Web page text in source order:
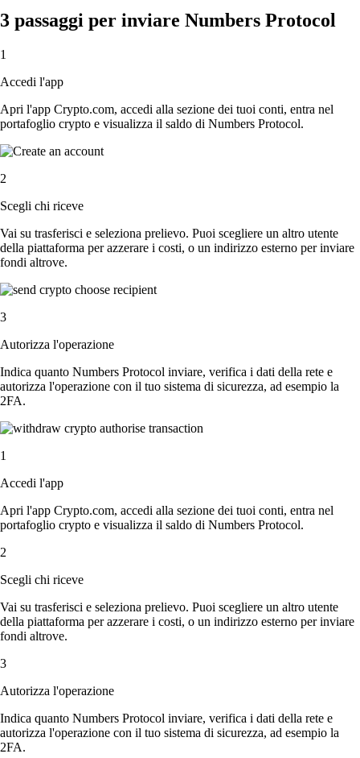
3 passaggi per inviare Numbers Protocol
1
Accedi l'app
Apri l'app Crypto.com, accedi alla sezione dei tuoi conti, entra nel
portafoglio crypto e visualizza il saldo di Numbers Protocol.
2
Scegli chi riceve
Vai su trasferisci e seleziona prelievo. Puoi scegliere un altro utente
della piattaforma per azzerare i costi, o un indirizzo esterno per inviare
fondi altrove.
3
Autorizza l'operazione
Indica quanto Numbers Protocol inviare, verifica i dati della rete e
autorizza l'operazione con il tuo sistema di sicurezza, ad esempio la
2FA.
1
Accedi l'app
Apri l'app Crypto.com, accedi alla sezione dei tuoi conti, entra nel
portafoglio crypto e visualizza il saldo di Numbers Protocol.
2
Scegli chi riceve
Vai su trasferisci e seleziona prelievo. Puoi scegliere un altro utente
della piattaforma per azzerare i costi, o un indirizzo esterno per inviare
fondi altrove.
3
Autorizza l'operazione
Indica quanto Numbers Protocol inviare, verifica i dati della rete e
autorizza l'operazione con il tuo sistema di sicurezza, ad esempio la
2FA.